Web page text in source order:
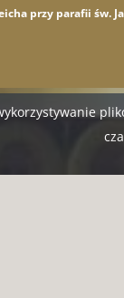
przy parafii św.